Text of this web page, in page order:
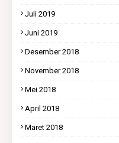
Juli 2019
Juni 2019
Desember 2018
November 2018
Mei 2018
April 2018
Maret 2018